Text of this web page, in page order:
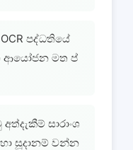
OCR පද්ධතියේ
ආයෝජන මත ප්
සාරාංශ
සූදානම් වන්න